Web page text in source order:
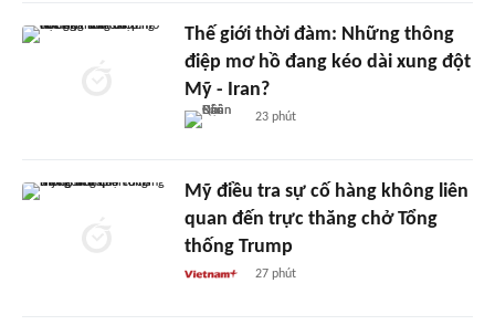
Thế giới thời đàm: Những thông
điệp mơ hồ đang kéo dài xung đột
Mỹ - Iran?
23 phút
Mỹ điều tra sự cố hàng không liên
quan đến trực thăng chở Tổng
thống Trump
27 phút